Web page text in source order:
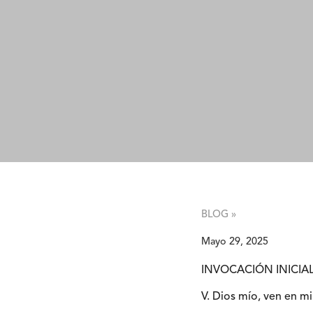
BLOG »
Mayo 29, 2025
INVOCACIÓN
V. Dios mío, ven en